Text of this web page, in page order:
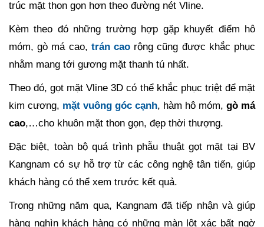
trúc mặt thon gọn hơn theo đường nét Vline.
Kèm theo đó những trường hợp gặp khuyết điểm hô
móm, gò má cao, trán cao rộng cũng được khắc phục
nhằm mang tới gương mặt thanh tú nhất.
Theo đó, gọt mặt Vline 3D có thể khắc phục triệt để mặt
kim cương, mặt vuông góc cạnh, hàm hô móm, gò má
cao,…cho khuôn mặt thon gọn, đẹp thời thượng.
Đặc biệt, toàn bộ quá trình phẫu thuật gọt mặt tại BV
Kangnam có sự hỗ trợ từ các công nghệ tân tiến, giúp
khách hàng có thể xem trước kết quả.
Trong những năm qua, Kangnam đã tiếp nhận và giúp
hàng nghìn khách hàng có những màn lột xác bất ngờ